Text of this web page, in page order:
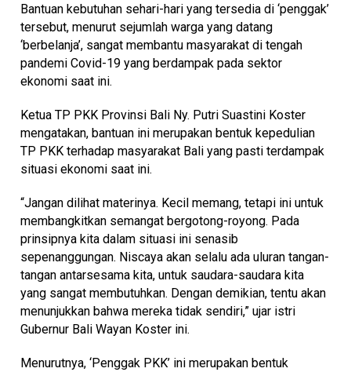
Bantuan kebutuhan sehari-hari yang tersedia di ‘penggak’
tersebut, menurut sejumlah warga yang datang
‘berbelanja’, sangat membantu masyarakat di tengah
pandemi Covid-19 yang berdampak pada sektor
ekonomi saat ini.
Ketua TP PKK Provinsi Bali Ny. Putri Suastini Koster
mengatakan, bantuan ini merupakan bentuk kepedulian
TP PKK terhadap masyarakat Bali yang pasti terdampak
situasi ekonomi saat ini.
“Jangan dilihat materinya. Kecil memang, tetapi ini untuk
membangkitkan semangat bergotong-royong. Pada
prinsipnya kita dalam situasi ini senasib
sepenanggungan. Niscaya akan selalu ada uluran tangan-
tangan antarsesama kita, untuk saudara-saudara kita
yang sangat membutuhkan. Dengan demikian, tentu akan
menunjukkan bahwa mereka tidak sendiri,” ujar istri
Gubernur Bali Wayan Koster ini.
Menurutnya, ‘Penggak PKK’ ini merupakan bentuk